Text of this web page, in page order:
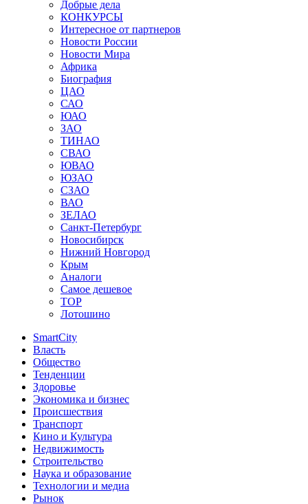
Добрые дела
КОНКУРСЫ
Интересное от партнеров
Новости России
Новости Мира
Африка
Биография
ЦАО
САО
ЮАО
ЗАО
ТИНАО
СВАО
ЮВАО
ЮЗАО
СЗАО
ВАО
ЗЕЛАО
Санкт-Петербург
Новосибирск
Нижний Новгород
Крым
Аналоги
Самое дешевое
TOP
Лотошино
SmartCity
Власть
Общество
Тенденции
Здоровье
Экономика и бизнес
Происшествия
Транспорт
Кино и Культура
Недвижимость
Строительство
Наука и образование
Технологии и медиа
Рынок